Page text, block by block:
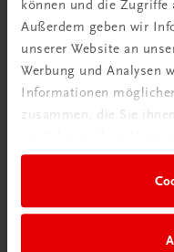
können und die Zugriffe
Außerdem geben wir
unserer Website an
Werbung und Analysen
Informationen
zusammen, die Sie
Heiko Antoniewicz